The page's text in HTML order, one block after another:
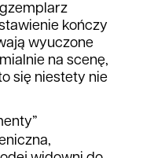
kończy
wyuczone
na scenę,
się niestety nie